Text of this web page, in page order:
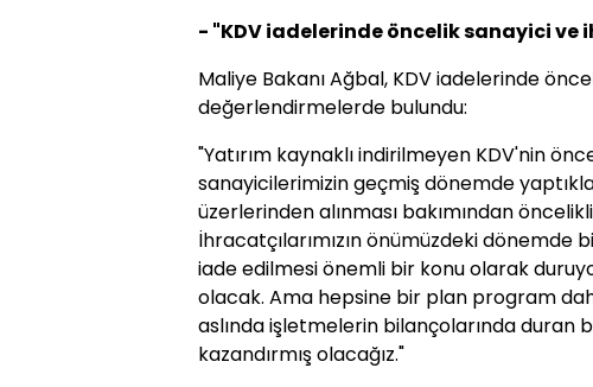
- "KDV iadelerinde öncelik sanayici ve
Maliye Bakanı Ağbal, KDV iadelerinde
değerlendirmelerde bulundu:
"Yatırım kaynaklı indirilmeyen KDV'nin
sanayicilerimizin geçmiş dönemde
üzerlerinden alınması bakımından
İhracatçılarımızın önümüzdeki dönemde
iade edilmesi önemli bir konu olarak
olacak. Ama hepsine bir plan program
aslında işletmelerin bilançolarında duran
kazandırmış olacağız."